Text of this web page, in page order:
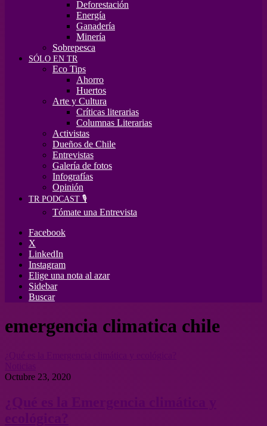
Deforestación
Energía
Ganadería
Minería
Sobrepesca
SÓLO EN TR
Eco Tips
Ahorro
Huertos
Arte y Cultura
Críticas literarias
Columnas Literarias
Activistas
Dueños de Chile
Entrevistas
Galería de fotos
Infografías
Opinión
TR PODCAST 🎙️
Tómate una Entrevista
Facebook
X
LinkedIn
Instagram
Elige una nota al azar
Sidebar
Buscar
emergencia climatica chile
Octubre 23, 2020